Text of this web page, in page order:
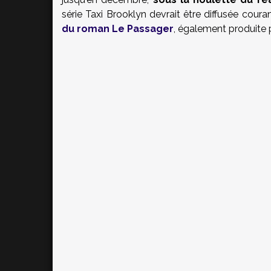
série Taxi Brooklyn devrait être diffusée
du roman Le Passager, également produite